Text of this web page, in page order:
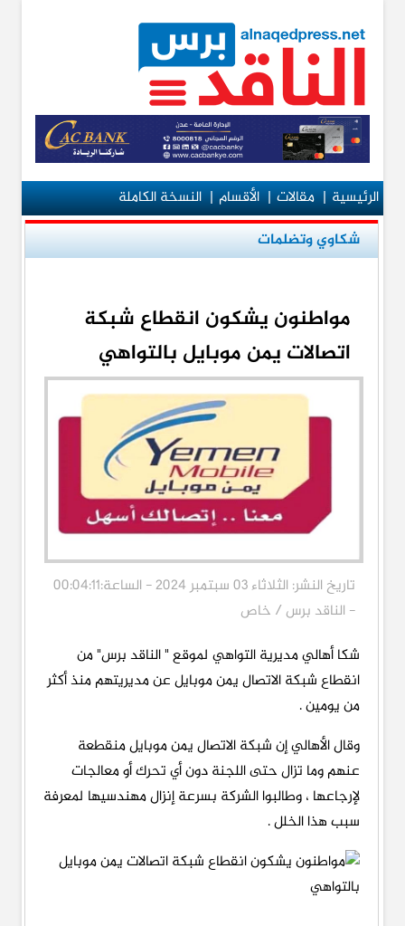
الرئيسية|مقالات|الأقسام|النسخة الكاملة
شكاوي وتضلمات
مواطنون يشكون انقطاع شبكة
اتصالات يمن موبايل بالتواهي
تاريخ النشر: الثلاثاء 03 سبتمبر 2024 - الساعة:00:04:11
- الناقد برس / خاص
شكا أهالي مديرية التواهي لموقع " الناقد برس" من
انقطاع شبكة الاتصال يمن موبايل عن مديريتهم منذ أكثر
من يومين .
وقال الأهالي إن شبكة الاتصال يمن موبايل منقطعة
عنهم وما تزال حتى اللجنة دون أي تحرك أو معالجات
لإرجاعها ، وطالبوا الشركة بسرعة إنزال مهندسيها لمعرفة
سبب هذا الخلل .